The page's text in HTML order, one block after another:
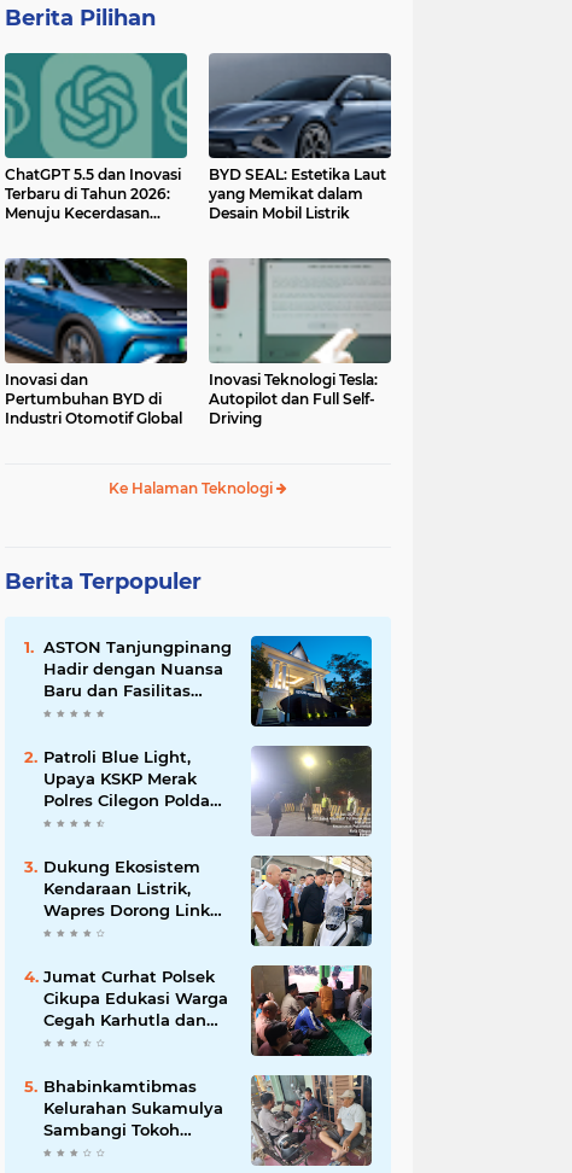
Berita Pilihan
ChatGPT 5.5 dan Inovasi
Terbaru di Tahun 2026:
Menuju Kecerdasan
BYD SEAL: Estetika Laut
yang Memikat dalam
Desain Mobil Listrik
Inovasi dan
Pertumbuhan BYD di
Industri Otomotif Global
Inovasi Teknologi Tesla:
Autopilot dan Full Self-
Driving
Ke Halaman Teknologi
Berita Terpopuler
ASTON Tanjungpinang
Hadir dengan Nuansa
Baru dan Fasilitas
Lengkap untuk
Patroli Blue Light,
Upaya KSKP Merak
Polres Cilegon Polda
Banten Tekan Aksi
Dukung Ekosistem
Kendaraan Listrik,
Wapres Dorong Link
and Match
Jumat Curhat Polsek
Cikupa Edukasi Warga
Cegah Karhutla dan
Larangan Membakar
Bhabinkamtibmas
Kelurahan Sukamulya
Sambangi Tokoh
Masyarakat, Perkuat